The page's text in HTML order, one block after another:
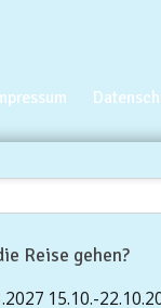
Reise gehen?
15.10.-